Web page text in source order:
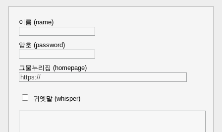
이름 (name)
암호 (password)
그물누리집 (homepage)
귀엣말 (whisper)